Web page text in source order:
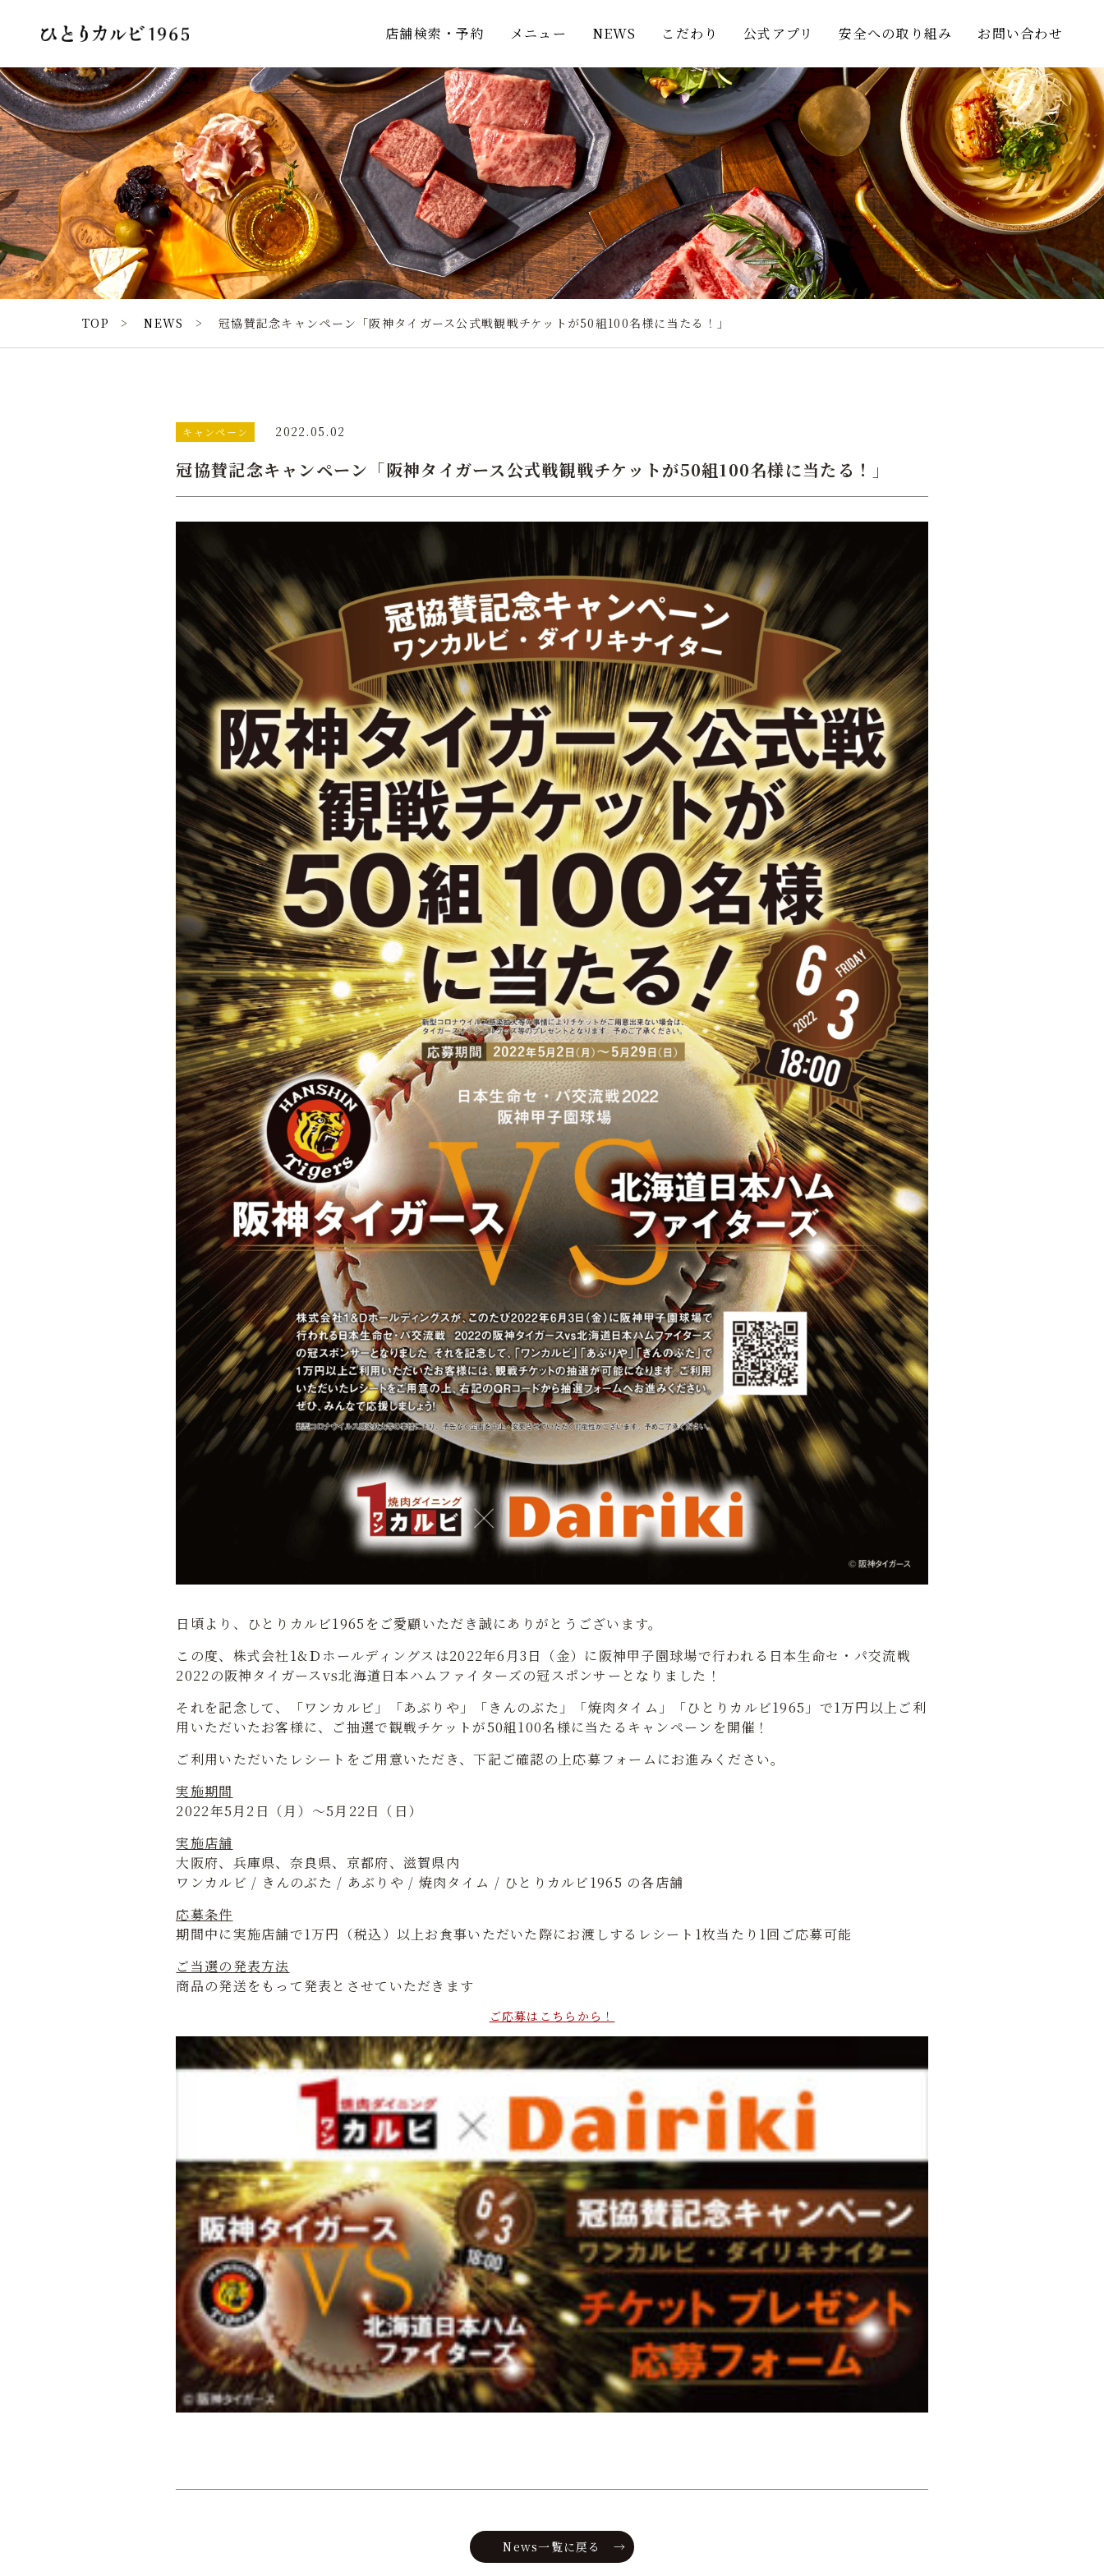
店舗検索・予約 メニュー NEWS こだわり 公式アプリ 安全への取り組み お問い合わせ
TOP NEWS 冠協賛記念キャンペーン「阪神タイガース公式戦観戦チケットが50組100名様に当たる！」
キャンペーン 2022.05.02
冠協賛記念キャンペーン「阪神タイガース公式戦観戦チケットが50組100名様に当たる！」
日頃より、ひとりカルビ1965をご愛顧いただき誠にありがとうございます。
この度、株式会社1&Ｄホールディングスは2022年6月3日（金）に阪神甲子園球場で行われる日本生命セ・パ交流戦
2022の阪神タイガースvs北海道日本ハムファイターズの冠スポンサーとなりました！
それを記念して、「ワンカルビ」「あぶりや」「きんのぶた」「焼肉タイム」「ひとりカルビ1965」で1万円以上ご利
用いただいたお客様に、ご抽選で観戦チケットが50組100名様に当たるキャンペーンを開催！
ご利用いただいたレシートをご用意いただき、下記ご確認の上応募フォームにお進みください。
実施期間
2022年5月2日（月）～5月22日（日）
実施店舗
大阪府、兵庫県、奈良県、京都府、滋賀県内
ワンカルビ / きんのぶた / あぶりや / 焼肉タイム / ひとりカルビ1965 の各店舗
応募条件
期間中に実施店舗で1万円（税込）以上お食事いただいた際にお渡しするレシート1枚当たり1回ご応募可能
ご当選の発表方法
商品の発送をもって発表とさせていただきます
ご応募はこちらから！
News一覧に戻る